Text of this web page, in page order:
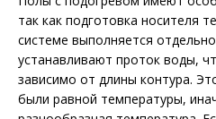
так как подготовка носителя
системе выполняется
устанавливают проток воды,
зависимо от длины контура.
были равной температуры,